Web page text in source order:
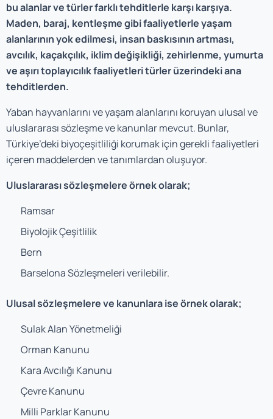
bu alanlar ve türler farklı tehditlerle karşı karşıya.
Maden, baraj, kentleşme gibi faaliyetlerle yaşam
alanlarının yok edilmesi, insan baskısının artması,
avcılık, kaçakçılık, iklim değişikliği, zehirlenme, yumurta
ve aşırı toplayıcılık faaliyetleri türler üzerindeki ana
tehditlerden.
Yaban hayvanlarını ve yaşam alanlarını koruyan ulusal ve
uluslararası sözleşme ve kanunlar mevcut. Bunlar,
Türkiye’deki biyoçeşitliliği korumak için gerekli faaliyetleri
içeren maddelerden ve tanımlardan oluşuyor.
Uluslararası sözleşmelere örnek olarak;
Ramsar
Biyolojik Çeşitlilik
Bern
Barselona Sözleşmeleri verilebilir.
Ulusal sözleşmelere ve kanunlara ise örnek olarak;
Sulak Alan Yönetmeliği
Orman Kanunu
Kara Avcılığı Kanunu
Çevre Kanunu
Milli Parklar Kanunu